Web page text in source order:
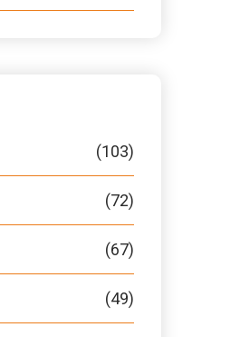
(103)
(72)
(67)
(49)